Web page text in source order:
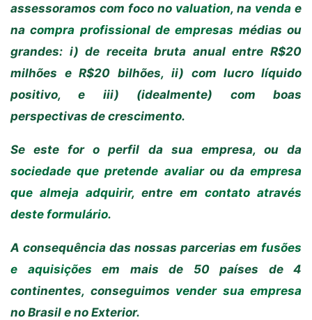
assessoramos com foco no valuation, na venda e
na compra profissional de empresas médias ou
grandes: i) de receita bruta anual entre R$20
milhões e R$20 bilhões, ii) com lucro líquido
positivo, e iii) (idealmente) com boas
perspectivas de crescimento.
Se este for o perfil da sua empresa, ou da
sociedade que pretende avaliarou da empresa
que almeja adquirir, entre em contato através
deste formulário.
A consequência das nossas parcerias em fusões
e aquisições em mais de 50 países de 4
continentes, conseguimos vender sua empresa
no Brasil e no Exterior.